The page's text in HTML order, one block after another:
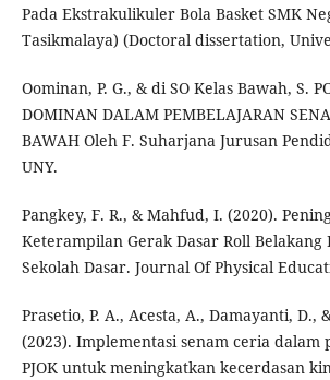
Pada Ekstrakulikuler Bola Basket SMK
Tasikmalaya) (Doctoral dissertation,
Oominan, P. G., & di SO Kelas Bawah, S.
DOMINAN DALAM PEMBELAJARAN
BAWAH Oleh F. Suharjana Jurusan
UNY.
Pangkey, F. R., & Mahfud, I. (2020).
Keterampilan Gerak Dasar Roll Belakang
Sekolah Dasar. Journal Of Physical
Prasetio, P. A., Acesta, A., Damayanti, D.,
(2023). Implementasi senam ceria dalam
PJOK untuk meningkatkan kecerdasan